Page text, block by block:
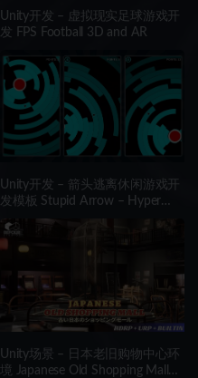
Unity开发 – 虚拟现实足球游戏开
发 FPS Football 3D and AR
Unity开发 – 箭头逃离休闲游戏开
发模板 Stupid Arrow – Hyper
Casual Game
Unity场景 – 日本老旧购物中心环
境 Japanese Old Shopping Mall